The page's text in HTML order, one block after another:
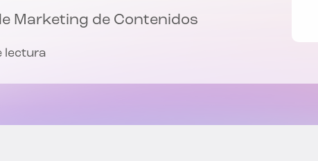
Marketing de Contenidos
lectura